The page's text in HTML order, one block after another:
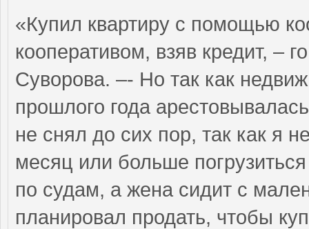
«Купил квартиру с помощью
кооперативом, взяв кредит, –
Суворова. –- Но так как
прошлого года
не снял до сих пор, так как я
месяц или больше
по судам, а жена сидит с
планировал продать, чтобы